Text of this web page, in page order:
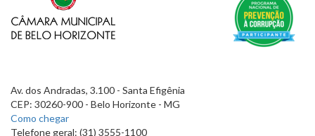
Av. dos Andradas, 3.100 - Santa Efigênia
CEP: 30260-900 - Belo Horizonte - MG
Como chegar
Telefone geral: (31) 3555-1100